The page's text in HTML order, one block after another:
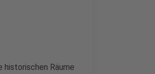
historischen Räume